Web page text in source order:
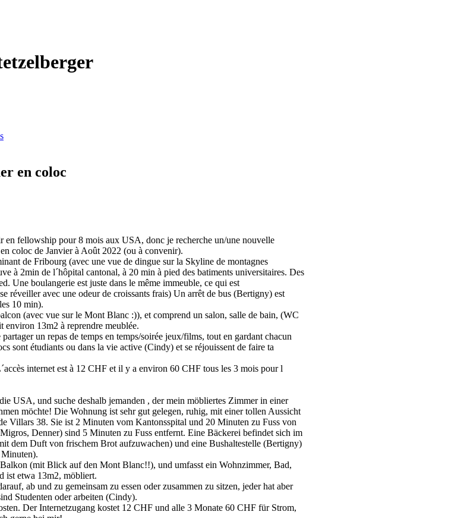
en coloc
en fellowship pour 8 mois aux USA, donc je recherche un/une nouvelle
coloc de Janvier à Août 2022 (ou à convenir).
de Fribourg (avec une vue de dingue sur la Skyline de montagnes
à 2min de l´hôpital cantonal, à 20 min à pied des batiments universitaires. Des
Une boulangerie est juste dans le même immeuble, ce qui est
réveiller avec une odeur de croissants frais) Un arrêt de bus (Bertigny) est
10 min).
(avec vue sur le Mont Blanc :)), et comprend un salon, salle de bain, (WC
environ 13m2 à reprendre meublée.
un repas de temps en temps/soirée jeux/films, tout en gardant chacun
sont étudiants ou dans la vie active (Cindy) et se réjouissent de faire ta
internet est à 12 CHF et il y a environ 60 CHF tous les 3 mois pour l
USA, und suche deshalb jemanden , der mein möbliertes Zimmer in einer
möchte! Die Wohnung ist sehr gut gelegen, ruhig, mit einer tollen Aussicht
Villars 38. Sie ist 2 Minuten vom Kantonsspital und 20 Minuten zu Fuss von
Denner) sind 5 Minuten zu Fuss entfernt. Eine Bäckerei befindet sich im
dem Duft von frischem Brot aufzuwachen) und eine Bushaltestelle (Bertigny)
(mit Blick auf den Mont Blanc!!), und umfasst ein Wohnzimmer, Bad,
ist etwa 13m2, möbliert.
ab und zu gemeinsam zu essen oder zusammen zu sitzen, jeder hat aber
Studenten oder arbeiten (Cindy).
Der Internetzugang kostet 12 CHF und alle 3 Monate 60 CHF für Strom,